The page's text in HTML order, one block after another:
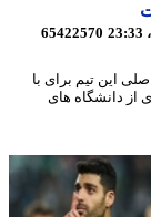
65422570
تیم برای با
های